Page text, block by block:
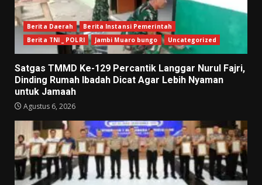
Berita Daerah
Berita Instansi Pemerintah
Berita TNI _ POLRI
Jambi Muaro bungo Uncategorized
Satgas TMMD Ke-129 Percantik Langgar Nurul Fajri,
Dinding Rumah Ibadah Dicat Agar Lebih Nyaman
untuk Jamaah
Agustus 6, 2026